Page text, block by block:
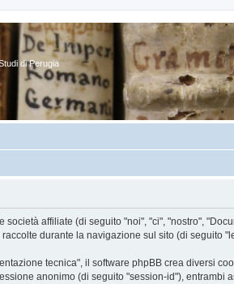
di Perugia
affiliate (di seguito "noi", "ci", "nostro",
durante la navigazione sul sito (di seguito
tecnica", il software phpBB crea diversi
anonimo (di seguito "session-id"),